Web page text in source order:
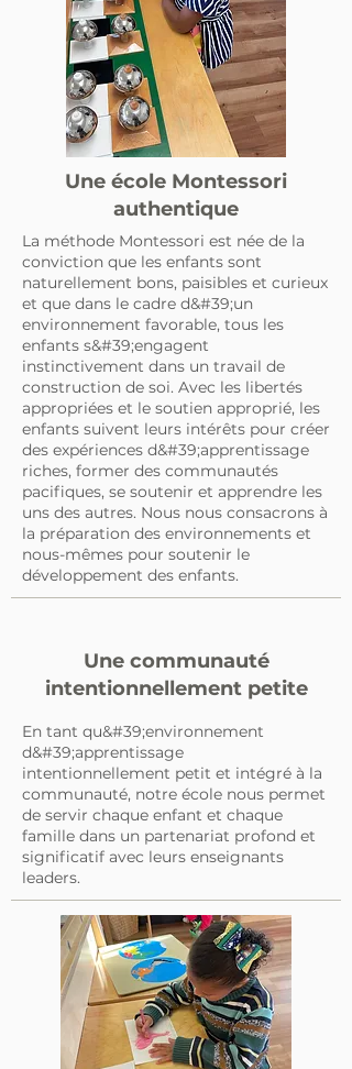
Une école Montessori
authentique
La méthode Montessori est née de la
conviction que les enfants sont
naturellement bons, paisibles et curieux
et que dans le cadre d&#39;un
environnement favorable, tous les
enfants s&#39;engagent
instinctivement dans un travail de
construction de soi. Avec les libertés
appropriées et le soutien approprié, les
enfants suivent leurs intérêts pour créer
des expériences d&#39;apprentissage
riches, former des communautés
pacifiques, se soutenir et apprendre les
uns des autres. Nous nous consacrons à
la préparation des environnements et
nous-mêmes pour soutenir le
développement des enfants.
Une communauté
intentionnellement petite
En tant qu&#39;environnement
d&#39;apprentissage
intentionnellement petit et intégré à la
communauté, notre école nous permet
de servir chaque enfant et chaque
famille dans un partenariat profond et
significatif avec leurs enseignants
leaders.